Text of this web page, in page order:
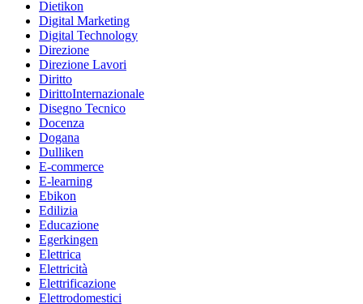
Dietikon
Digital Marketing
Digital Technology
Direzione
Direzione Lavori
Diritto
DirittoInternazionale
Disegno Tecnico
Docenza
Dogana
Dulliken
E-commerce
E-learning
Ebikon
Edilizia
Educazione
Egerkingen
Elettrica
Elettricità
Elettrificazione
Elettrodomestici